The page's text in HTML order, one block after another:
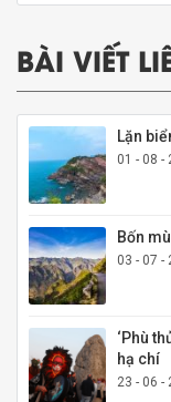
BÀI VIẾT
Lặn
01 - 08 -
Bốn
03 - 07 -
‘Phù
hạ chí
23 - 06 -